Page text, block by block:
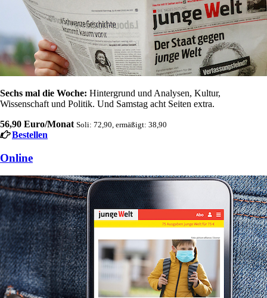
Sechs mal die Woche: Hintergrund und Analysen, Kultur,
Wissenschaft und Politik. Und Samstag acht Seiten extra.
56,90 Euro/Monat Soli: 72,90, ermäßigt: 38,90
Bestellen
Online